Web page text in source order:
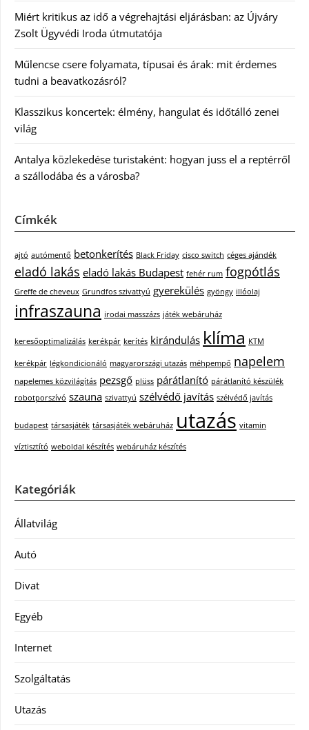
Miért kritikus az idő a végrehajtási eljárásban: az Újváry
Zsolt Ügyvédi Iroda útmutatója
Műlencse csere folyamata, típusai és árak: mit érdemes
tudni a beavatkozásról?
Klasszikus koncertek: élmény, hangulat és időtálló zenei
világ
Antalya közlekedése turistaként: hogyan juss el a reptérről
a szállodába és a városba?
Címkék
ajtó autómentő betonkerítés Black Friday cisco switch céges ajándék
eladó lakás eladó lakás Budapest fehér rum fogpótlás
Greffe de cheveux Grundfos szivattyú gyerekülés gyöngy illóolaj
infraszauna irodai masszázs játék webáruház
keresőoptimalizálás kerékpár kerítés kirándulás klíma KTM
kerékpár légkondicionáló magyarországi utazás méhpempő napelem
napelemes közvilágítás pezsgő plüss párátlanító párátlanító készülék
robotporszívó szauna szivattyú szélvédő javítás szélvédő javítás
budapest társasjáték társasjáték webáruház utazás vitamin
víztisztító weboldal készítés webáruház készítés
Kategóriák
Állatvilág
Autó
Divat
Egyéb
Internet
Szolgáltatás
Utazás